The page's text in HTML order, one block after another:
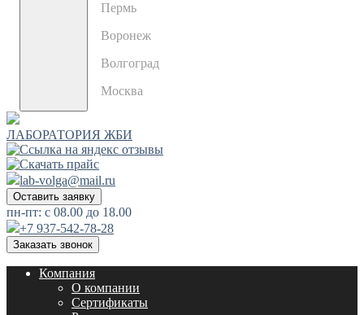
Пермь
Воронеж
Волгоград
Москва
ЛАБОРАТОРИЯ ЖБИ
lab-volga@mail.ru
Оставить заявку
пн-пт: с 08.00 до 18.00
+7 937-542-78-28
Заказать звонок
Компания
О компании
Сертификаты